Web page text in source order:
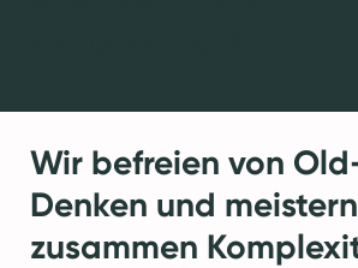
Wir befreien von
Denken und meistern
zusammen